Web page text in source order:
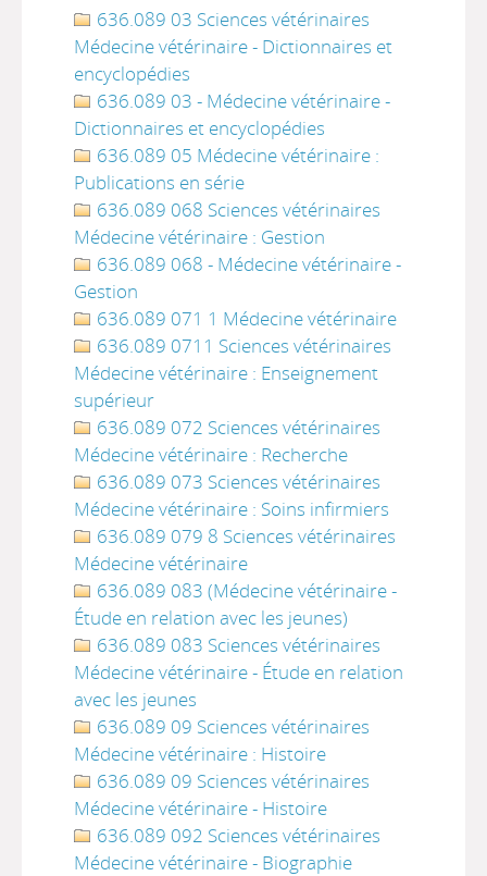
636.089 03 Sciences vétérinaires
Médecine vétérinaire - Dictionnaires et
encyclopédies
636.089 03 - Médecine vétérinaire -
Dictionnaires et encyclopédies
636.089 05 Médecine vétérinaire :
Publications en série
636.089 068 Sciences vétérinaires
Médecine vétérinaire : Gestion
636.089 068 - Médecine vétérinaire -
Gestion
636.089 071 1 Médecine vétérinaire
636.089 0711 Sciences vétérinaires
Médecine vétérinaire : Enseignement
supérieur
636.089 072 Sciences vétérinaires
Médecine vétérinaire : Recherche
636.089 073 Sciences vétérinaires
Médecine vétérinaire : Soins infirmiers
636.089 079 8 Sciences vétérinaires
Médecine vétérinaire
636.089 083 (Médecine vétérinaire -
Étude en relation avec les jeunes)
636.089 083 Sciences vétérinaires
Médecine vétérinaire - Étude en relation
avec les jeunes
636.089 09 Sciences vétérinaires
Médecine vétérinaire : Histoire
636.089 09 Sciences vétérinaires
Médecine vétérinaire - Histoire
636.089 092 Sciences vétérinaires
Médecine vétérinaire - Biographie